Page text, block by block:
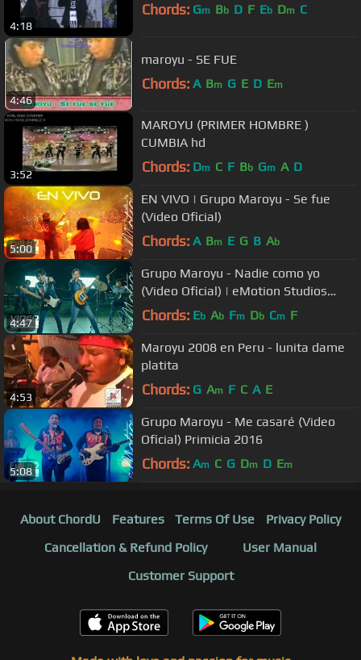
4:18
Chords: Gm Bb D F Eb Dm C
4:46
maroyu - SE FUE
Chords: A Bm G E D Em
3:52
MAROYU (PRIMER HOMBRE )
CUMBIA hd
Chords: Dm C F Bb Gm A D
5:00
EN VIVO | Grupo Maroyu - Se fue
(Video Oficial)
Chords: A Bm E G B Ab
4:47
Grupo Maroyu - Nadie como yo
(Video Oficial) | eMotion Studios
2018
Chords: Eb Ab Fm Db Cm F
4:53
Maroyu 2008 en Peru - lunita dame
platita
Chords: G Am F C A E
5:08
Grupo Maroyu - Me casaré (Video
Oficial) Primicia 2016
Chords: Am C G Dm D Em
About ChordU Features Terms Of Use
Privacy Policy
Cancellation & Refund Policy
User Manual
Customer Support